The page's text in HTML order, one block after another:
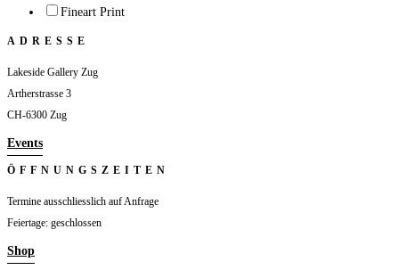
Fineart Print
ADRESSE
Lakeside Gallery Zug
Artherstrasse 3
CH-6300 Zug
Events
ÖFFNUNGSZEITEN
Termine ausschliesslich auf Anfrage
Feiertage: geschlossen
Shop